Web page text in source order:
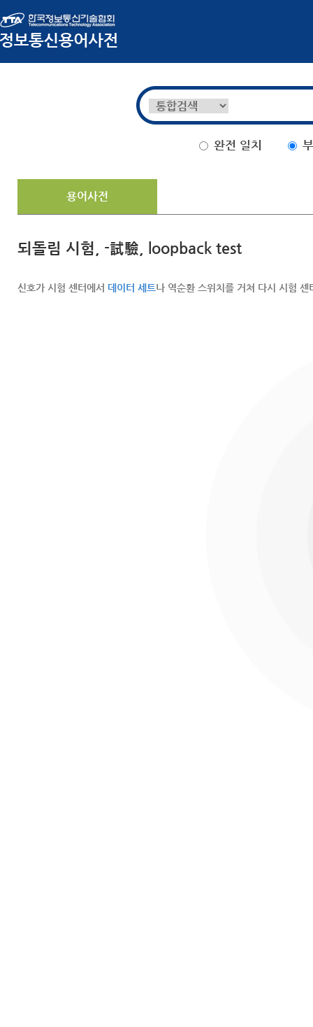
완전 일치
용어사전
되돌림 시험, -試驗, loopback test
신호가 시험 센터에서 데이터 세트나 역순환 스위치를 거쳐 다시 시험